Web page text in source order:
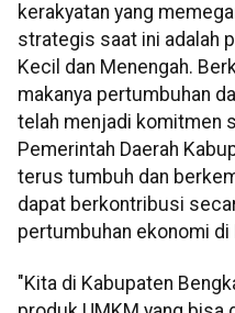
kerakyatan yang
strategis saat ini adalah
Kecil dan Menengah.
makanya pertumbuhan
telah menjadi komitmen
Pemerintah Daerah
terus tumbuh dan
dapat berkontribusi
pertumbuhan ekonomi
"Kita di Kabupaten